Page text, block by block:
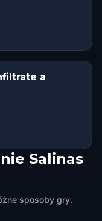
a
Salinas
sposoby gry.